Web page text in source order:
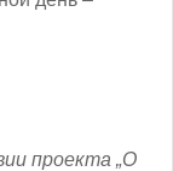
проекта „О